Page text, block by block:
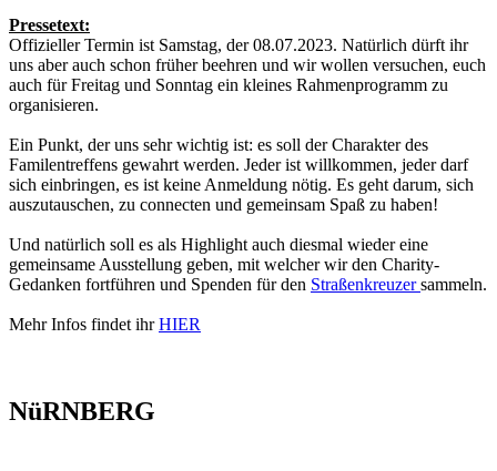
Pressetext:
Offizieller Termin ist Samstag, der 08.07.2023. Natürlich dürft ihr
uns aber auch schon früher beehren und wir wollen versuchen, euch
auch für Freitag und Sonntag ein kleines Rahmenprogramm zu
organisieren.
Ein Punkt, der uns sehr wichtig ist: es soll der Charakter des
Familentreffens gewahrt werden. Jeder ist willkommen, jeder darf
sich einbringen, es ist keine Anmeldung nötig. Es geht darum, sich
auszutauschen, zu connecten und gemeinsam Spaß zu haben!
Und natürlich soll es als Highlight auch diesmal wieder eine
gemeinsame Ausstellung geben, mit welcher wir den Charity-
Gedanken fortführen und Spenden für den Straßenkreuzersammeln.
Mehr Infos findet ihrHIER
NüRNBERG